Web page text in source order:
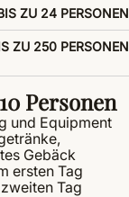
ZU 24 PERSONEN
ZU 250 PERSONEN
Personen
und Equipment
Gebäck
ersten Tag
Tag